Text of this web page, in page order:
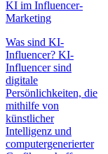
KI im Influencer-
Marketing
Was sind KI-
Influencer? KI-
Influencer sind
digitale
Persönlichkeiten, die
mithilfe von
künstlicher
Intelligenz und
computergenerierter